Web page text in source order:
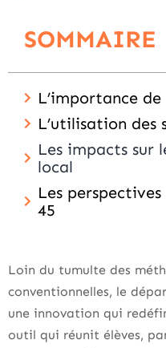
SOMMAIRE
L’importance
L’utilisation des
Les impacts sur
local
Les perspectives
45
Loin du tumulte des
conventionnelles, le
une innovation qui
outil qui réunit élèves,